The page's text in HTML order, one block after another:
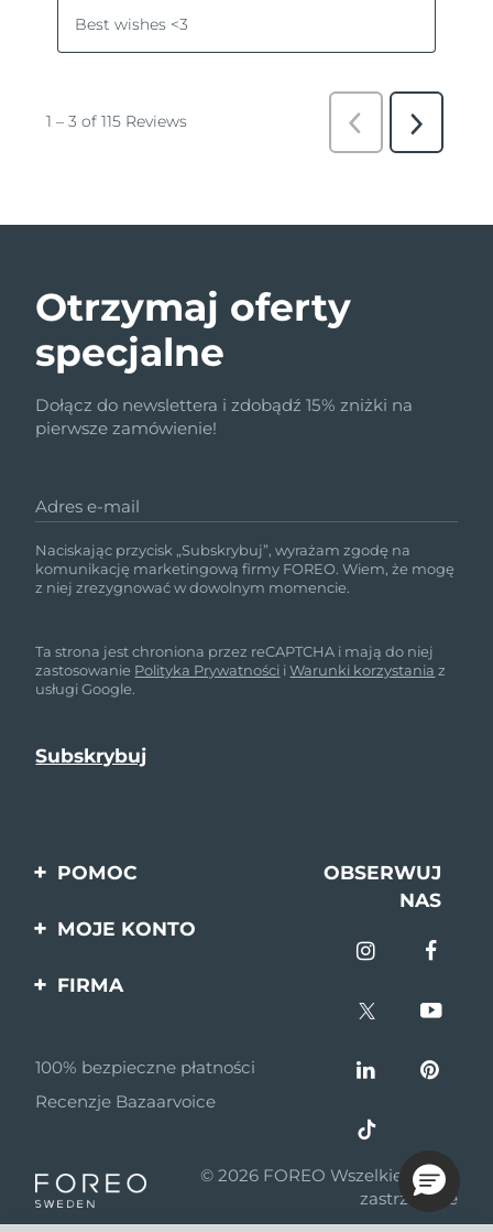
Otrzymaj oferty
specjalne
Dołącz do newslettera i zdobądź 15% zniżki na
pierwsze zamówienie!
Adres e-mail
Naciskając przycisk „Subskrybuj”, wyrażam zgodę na
komunikację marketingową firmy FOREO. Wiem, że mogę
z niej zrezygnować w dowolnym momencie.
Ta strona jest chroniona przez reCAPTCHA i mają do niej
zastosowanie Polityka Prywatności iWarunki korzystania z
usługi Google.
POMOC
Kontakt
OBSERWUJ
NAS
MOJE KONTO
FIRMA
Program partnerski
Wiadomości
MYSA
Dystrybutorzy
100% bezpieczne płatności
Recenzje Bazaarvoice
© 2026 FOREO Wszelkie prawa
zastrzeżone